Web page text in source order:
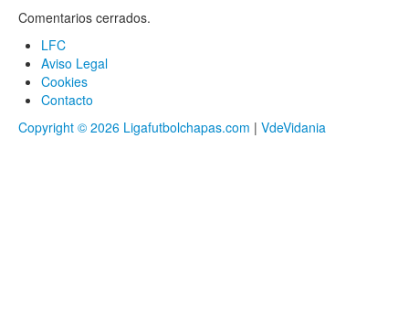
Comentarios cerrados.
LFC
Aviso Legal
Cookies
Contacto
Copyright © 2026 Ligafutbolchapas.com | VdeVidania